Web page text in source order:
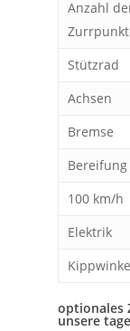
Anzahl
Stützrad
Achsen
Bremse
Bereifung
100 km/h
Elektrik
optionales
unsere